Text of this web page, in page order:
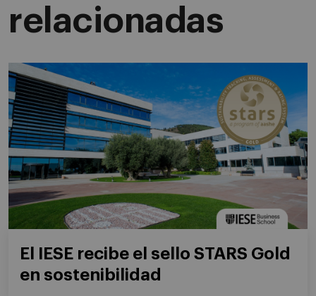
relacionadas
El IESE recibe el sello STARS Gold
en sostenibilidad